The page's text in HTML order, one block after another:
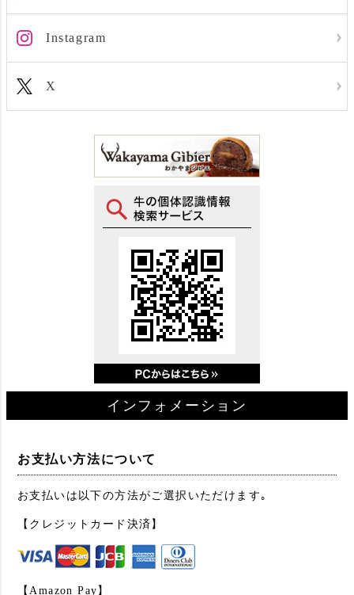
Instagram
X
インフォメーション
お支払い方法について
お支払いは以下の方法がご選択いただけます｡
【クレジットカード決済】
【Amazon Pay】